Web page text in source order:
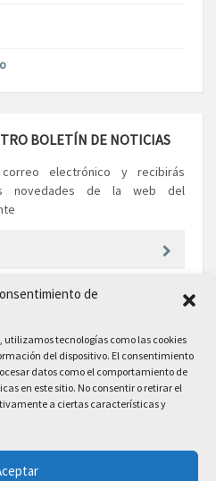
de
utilizamos tecnologías como las cookies
del dispositivo. El consentimiento
datos como el comportamiento de
en este sitio. No consentir o retirar el
a ciertas características y
BOLETÍN DE NOTICIAS
electrónico y recibirás
novedades de la web del